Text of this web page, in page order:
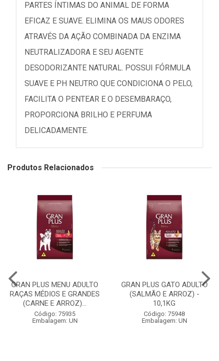
PARTES ÍNTIMAS DO ANIMAL DE FORMA
EFICAZ E SUAVE. ELIMINA OS MAUS ODORES
ATRAVÉS DA AÇÃO COMBINADA DA ENZIMA
NEUTRALIZADORA E SEU AGENTE
DESODORIZANTE NATURAL. POSSUI FÓRMULA
SUAVE E PH NEUTRO QUE CONDICIONA O PELO,
FACILITA O PENTEAR E O DESEMBARAÇO,
PROPORCIONA BRILHO E PERFUMA
DELICADAMENTE.
Produtos Relacionados
GRAN PLUS MENU ADULTO
RAÇAS MÉDIOS E GRANDES
(CARNE E ARROZ)...
Código: 75935
Embalagem: UN
GRAN PLUS GATO ADULTO
(SALMÃO E ARROZ) -
10,1KG
Código: 75948
Embalagem: UN